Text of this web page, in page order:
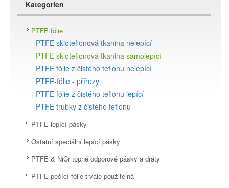
Kategorien
PTFE fólie
PTFE skloteflonová tkanina nelepící
PTFE skloteflonová tkanina samolepící
PTFE fólie z čistého teflonu nelepící
PTFE-fólie - přířezy
PTFE fólie z čistého teflonu lepící
PTFE trubky z čistého teflonu
PTFE lepící pásky
Ostatní speciální lepící pásky
PTFE & NiCr topné odporové pásky a dráty
PTFE pečící fólie trvale použitelná